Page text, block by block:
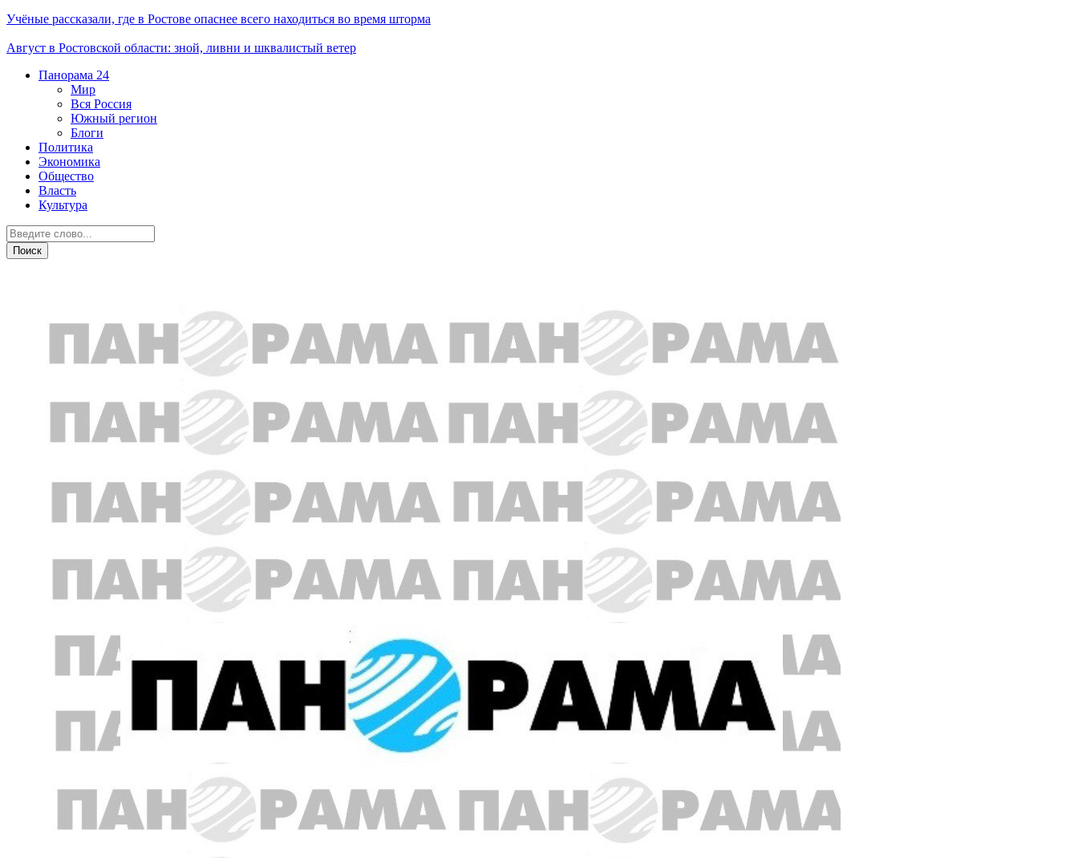
Учёные рассказали, где в Ростове опаснее всего находиться во время шторма
Август в Ростовской области: зной, ливни и шквалистый ветер
Панорама 24
Мир
Вся Россия
Южный регион
Блоги
Политика
Экономика
Общество
Власть
Культура